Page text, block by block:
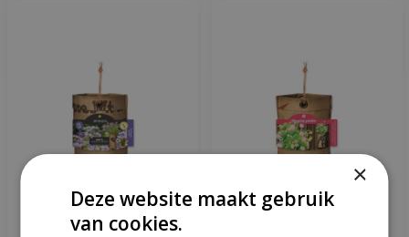
×
Deze website maakt gebruik
van cookies.